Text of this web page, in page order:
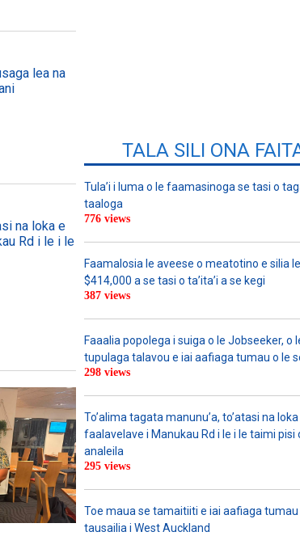
lea na
na loka e
Rd i le i le
TALA SILI ONA
Tula’i i luma o le faamasinoga se tasi o
taaloga
776 views
Faamalosia le aveese o meatotino e silia
$414,000 a se tasi o ta’ita’i a se kegi
387 views
Faaalia popolega i suiga o le Jobseeker, o
tupulaga talavou e iai aafiaga tumau o le
298 views
To’alima tagata manunu’a, to’atasi na
faalavelave i Manukau Rd i le i le taimi pisi
analeila
295 views
Toe maua se tamaitiiti e iai aafiaga
tausailia i West Auckland